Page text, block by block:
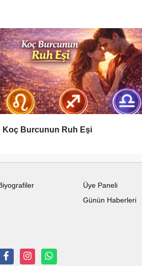
Koç Burcunun Ruh Eşi
Üye Paneli
Günün Haberleri